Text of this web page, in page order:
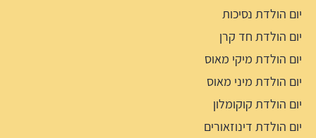
יום הולדת נסיכות
יום הולדת חד קרן
יום הולדת מיקי מאוס
יום הולדת מיני מאוס
יום הולדת קוקומלון
יום הולדת דינוזאורים